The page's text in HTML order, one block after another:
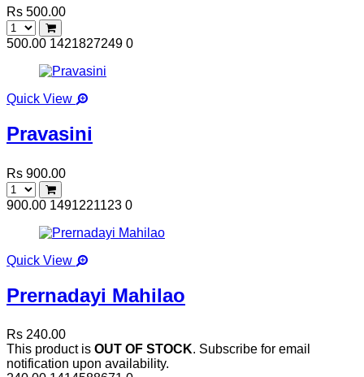
Rs 500.00
500.00 1421827249 0
Quick View
Pravasini
Rs 900.00
900.00 1491221123 0
Quick View
Prernadayi Mahilao
Rs 240.00
This product is OUT OF STOCK. Subscribe for email
notification upon availability.